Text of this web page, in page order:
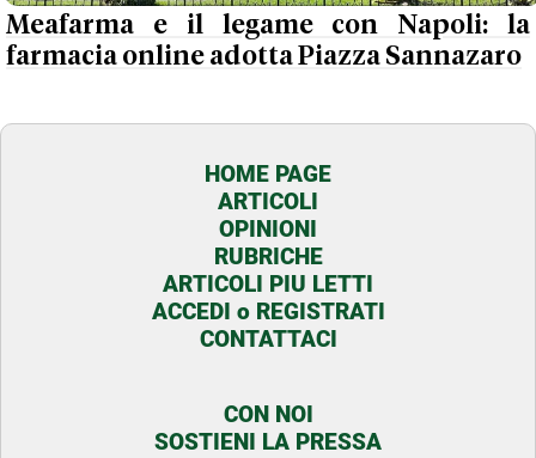
Meafarma e il legame con Napoli: la
farmacia online adotta Piazza Sannazaro
HOME PAGE
ARTICOLI
OPINIONI
RUBRICHE
ARTICOLI PIU LETTI
ACCEDI o REGISTRATI
CONTATTACI
CON NOI
SOSTIENI LA PRESSA